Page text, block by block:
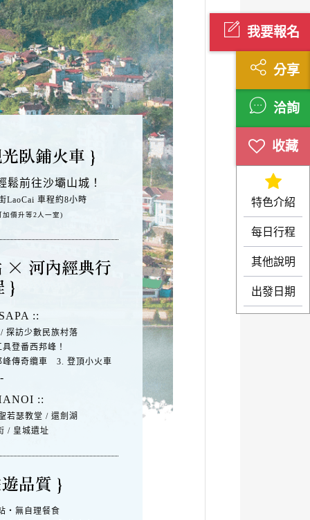
我要報名
分享
洽詢
特色介紹
每日行程
其他說明
出發日期
臥鋪火車 }
鬆前往沙壩山城！
LaoCai 車程約8小時
加價升等2人一室)
× 河內經典行
}
::
探訪少數民族村落
登番西邦峰！
傳奇纜車 3. 登頂小火車
::
若瑟教堂 / 還劍湖
/ 皇城遺址
品質 }
‧無自理餐食